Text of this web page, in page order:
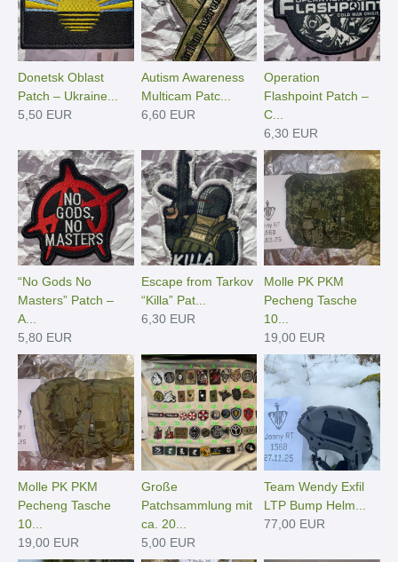
Donetsk Oblast
Patch – Ukraine...
5,50 EUR
Autism Awareness
Multicam Patc...
6,60 EUR
Operation
Flashpoint Patch –
C...
6,30 EUR
“No Gods No
Masters” Patch –
A...
5,80 EUR
Escape from Tarkov
“Killa” Pat...
6,30 EUR
Molle PK PKM
Pecheng Tasche
10...
19,00 EUR
Molle PK PKM
Pecheng Tasche
10...
19,00 EUR
Große
Patchsammlung mit
ca. 20...
5,00 EUR
Team Wendy Exfil
LTP Bump Helm...
77,00 EUR